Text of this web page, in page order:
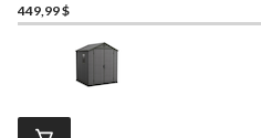
449,99 $